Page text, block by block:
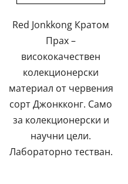
Red Jonkkong Кратом
Прах –
висококачествен
колекционерски
материал от червения
сорт Джонкконг. Само
за колекционерски и
научни цели.
Лабораторно тестван.